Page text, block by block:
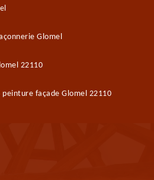
Glomel
22110
façade Glomel 22110